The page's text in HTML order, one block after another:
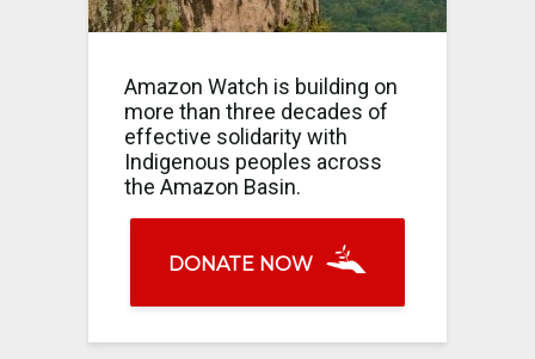
Amazon Watch is building on
more than three decades of
effective solidarity with
Indigenous peoples across
the Amazon Basin.
DONATE NOW